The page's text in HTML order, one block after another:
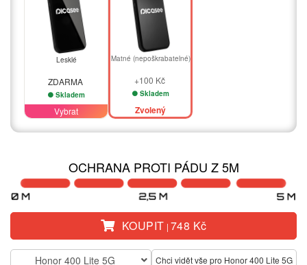
Lesklé
ZDARMA
Skladem
Vybrat
Matné (nepoškrabatelné)
+100 Kč
Skladem
Zvolený
OCHRANA PROTI PÁDU Z 5M
KOUPIT | 748 Kč
Honor 400 Lite 5G Chci vidět vše pro Honor 400 Lite 5G